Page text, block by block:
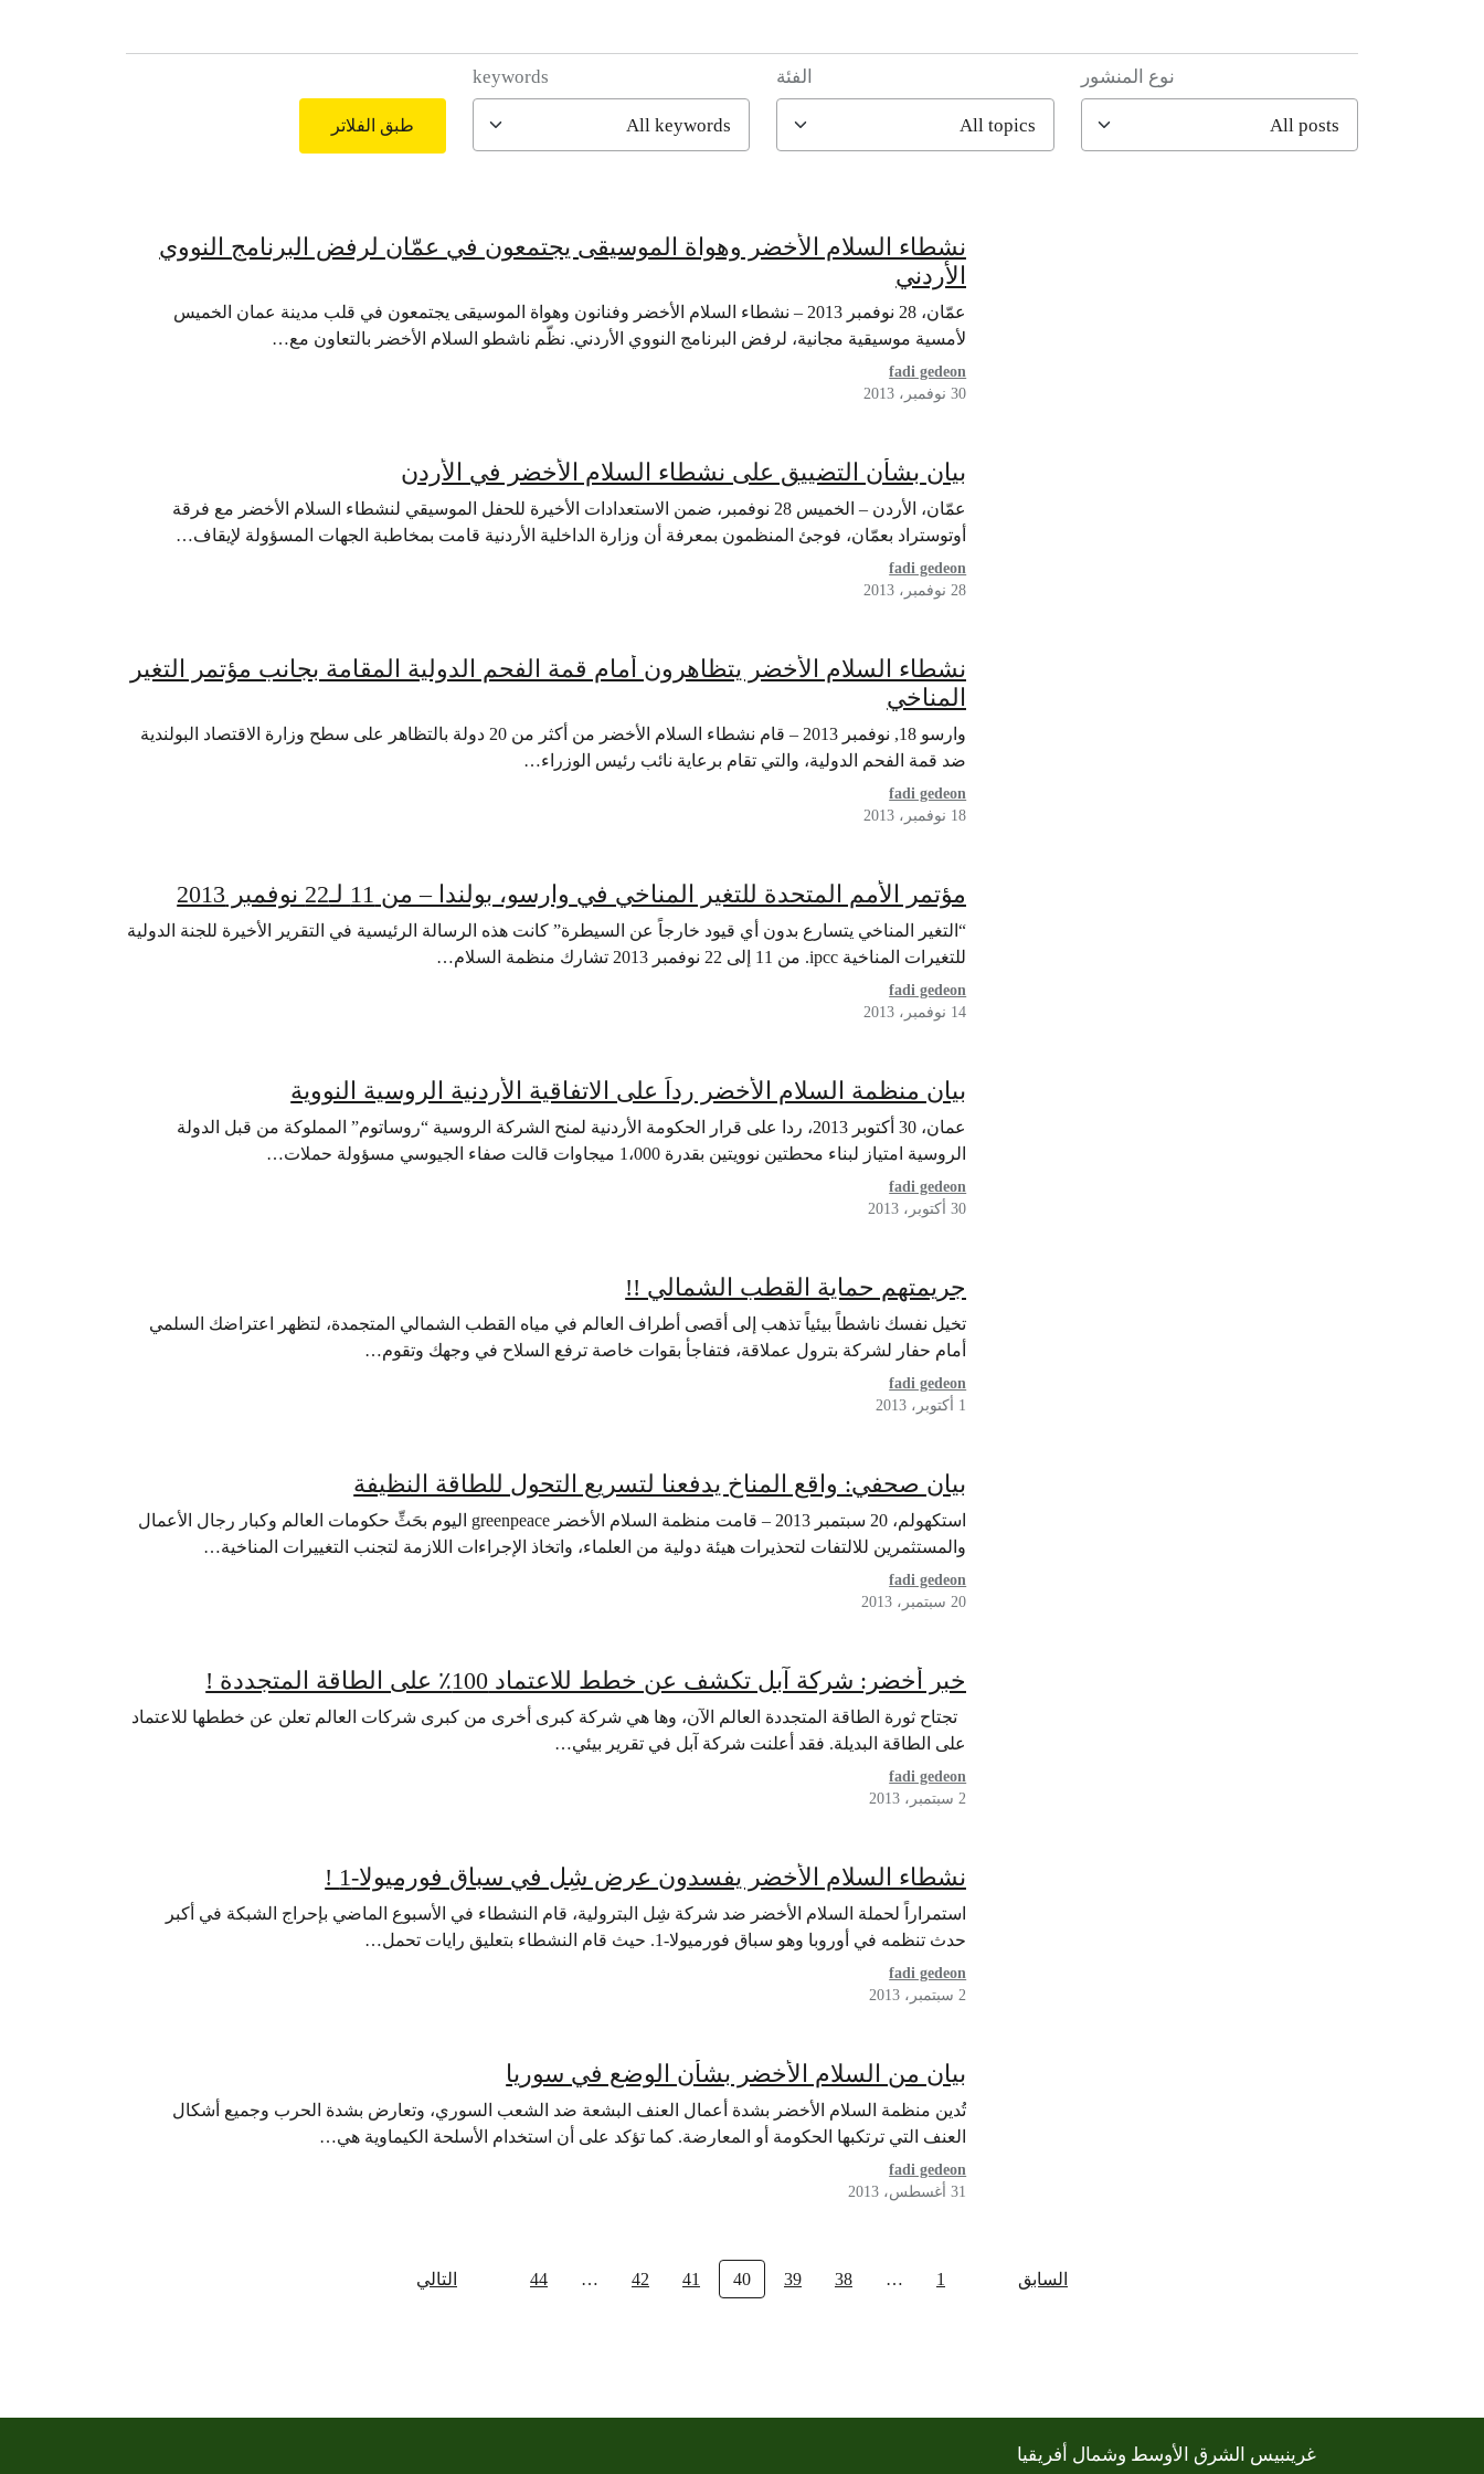
filter posts
نوع المنشور الفئة keywords
طبق الفلاتر
نشطاء السلام الأخضر وهواة الموسيقى يجتمعون في عمّان لرفض البرنامج النووي
الأردني
عمّان، 28 نوفمبر 2013 – نشطاء السلام الأخضر وفنانون وهواة الموسيقى يجتمعون في قلب مدينة عمان الخميس
لأمسية موسيقية مجانية، لرفض البرنامج النووي الأردني. نظّم ناشطو السلام الأخضر بالتعاون مع…
fadi gedeon
30 نوفمبر، 2013
بيان بشأن التضييق على نشطاء السلام الأخضر في الأردن
عمّان، الأردن – الخميس 28 نوفمبر، ضمن الاستعدادات الأخيرة للحفل الموسيقي لنشطاء السلام الأخضر مع فرقة
أوتوستراد بعمّان، فوجئ المنظمون بمعرفة أن وزارة الداخلية الأردنية قامت بمخاطبة الجهات المسؤولة لإيقاف…
fadi gedeon
28 نوفمبر، 2013
نشطاء السلام الأخضر يتظاهرون أمام قمة الفحم الدولية المقامة بجانب مؤتمر التغير
المناخي
وارسو 18, نوفمبر 2013 – قام نشطاء السلام الأخضر من أكثر من 20 دولة بالتظاهر على سطح وزارة الاقتصاد البولندية
ضد قمة الفحم الدولية، والتي تقام برعاية نائب رئيس الوزراء…
fadi gedeon
18 نوفمبر، 2013
مؤتمر الأمم المتحدة للتغير المناخي في وارسو، بولندا – من 11 لـ22 نوفمبر 2013
“التغير المناخي يتسارع بدون أي قيود خارجاً عن السيطرة” كانت هذه الرسالة الرئيسية في التقرير الأخيرة للجنة الدولية
للتغيرات المناخية ipcc. من 11 إلى 22 نوفمبر 2013 تشارك منظمة السلام…
fadi gedeon
14 نوفمبر، 2013
بيان منظمة السلام الأخضر رداً على الاتفاقية الأردنية الروسية النووية
عمان، 30 أكتوبر 2013، ردا على قرار الحكومة الأردنية لمنح الشركة الروسية “روساتوم” المملوكة من قبل الدولة
الروسية امتياز لبناء محطتين نوويتين بقدرة 1،000 ميجاوات قالت صفاء الجيوسي مسؤولة حملات…
fadi gedeon
30 أكتوبر، 2013
جريمتهم حماية القطب الشمالي !!
تخيل نفسك ناشطاً بيئياً تذهب إلى أقصى أطراف العالم في مياه القطب الشمالي المتجمدة، لتظهر اعتراضك السلمي
أمام حفار لشركة بترول عملاقة، فتفاجأ بقوات خاصة ترفع السلاح في وجهك وتقوم…
fadi gedeon
1 أكتوبر، 2013
بيان صحفي: واقع المناخ يدفعنا لتسريع التحول للطاقة النظيفة
استكهولم، 20 سبتمبر 2013 – قامت منظمة السلام الأخضر greenpeace اليوم بحَثِّ حكومات العالم وكبار رجال الأعمال
والمستثمرين للالتفات لتحذيرات هيئة دولية من العلماء، واتخاذ الإجراءات اللازمة لتجنب التغييرات المناخية…
fadi gedeon
20 سبتمبر، 2013
خبر أخضر: شركة آبل تكشف عن خطط للاعتماد 100٪ على الطاقة المتجددة !
تجتاح ثورة الطاقة المتجددة العالم الآن، وها هي شركة كبرى أخرى من كبرى شركات العالم تعلن عن خططها للاعتماد
على الطاقة البديلة. فقد أعلنت شركة آبل في تقرير بيئي…
fadi gedeon
2 سبتمبر، 2013
نشطاء السلام الأخضر يفسدون عرض شِل في سباق فورميولا-1 !
استمراراً لحملة السلام الأخضر ضد شركة شِل البترولية، قام النشطاء في الأسبوع الماضي بإحراج الشبكة في أكبر
حدث تنظمه في أوروبا وهو سباق فورميولا-1. حيث قام النشطاء بتعليق رايات تحمل…
fadi gedeon
2 سبتمبر، 2013
بيان من السلام الأخضر بشأن الوضع في سوريا
تُدين منظمة السلام الأخضر بشدة أعمال العنف البشعة ضد الشعب السوري، وتعارض بشدة الحرب وجميع أشكال
العنف التي ترتكبها الحكومة أو المعارضة. كما تؤكد على أن استخدام الأسلحة الكيماوية هي…
fadi gedeon
31 أغسطس، 2013
السابق 1
…
38
39
40
41
42
…
44 التالي